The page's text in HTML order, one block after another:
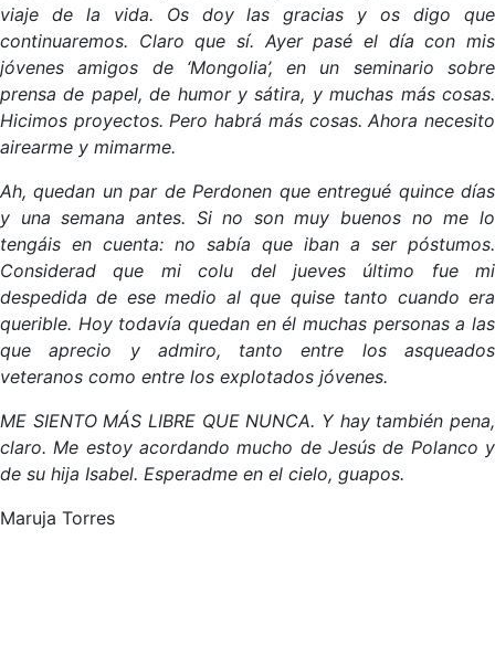
viaje de la vida. Os doy las gracias y os digo que
continuaremos. Claro que sí. Ayer pasé el día con mis
jóvenes amigos de ‘Mongolia’, en un seminario sobre
prensa de papel, de humor y sátira, y muchas más cosas.
Hicimos proyectos. Pero habrá más cosas. Ahora necesito
airearme y mimarme.
Ah, quedan un par de Perdonen que entregué quince días
y una semana antes. Si no son muy buenos no me lo
tengáis en cuenta: no sabía que iban a ser póstumos.
Considerad que mi colu del jueves último fue mi
despedida de ese medio al que quise tanto cuando era
querible. Hoy todavía quedan en él muchas personas a las
que aprecio y admiro, tanto entre los asqueados
veteranos como entre los explotados jóvenes.
ME SIENTO MÁS LIBRE QUE NUNCA. Y hay también pena,
claro. Me estoy acordando mucho de Jesús de Polanco y
de su hija Isabel. Esperadme en el cielo, guapos.
Maruja Torres